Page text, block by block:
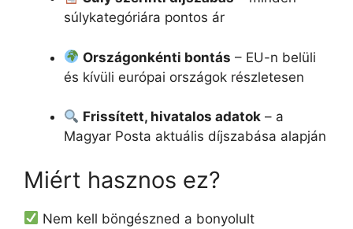
súlykategóriára pontos ár
Országonkénti bontás – EU-n belüli
és kívüli európai országok részletesen
Frissített, hivatalos adatok – a
Magyar Posta aktuális díjszabása alapján
Miért hasznos ez?
Nem kell böngészned a bonyolult